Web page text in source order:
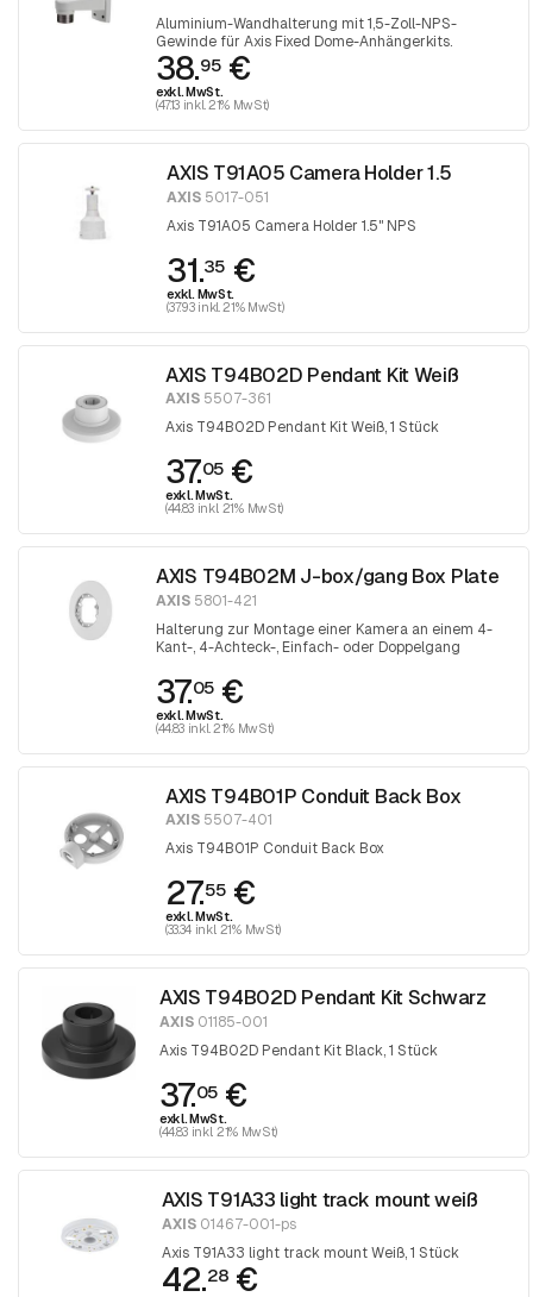
Aluminium-Wandhalterung mit 1,5-Zoll-NPS-
Gewinde für Axis Fixed Dome-Anhängerkits.
38.95 €
exkl. MwSt.
(47.13 inkl. 21% MwSt)
AXIS T91A05 Camera Holder 1.5
AXIS 5017-051
Axis T91A05 Camera Holder 1.5" NPS
31.35 €
exkl. MwSt.
(37.93 inkl. 21% MwSt)
AXIS T94B02D Pendant Kit Weiß
AXIS5507-361
Axis T94B02D Pendant Kit Weiß, 1 Stück
37.05 €
exkl. MwSt.
(44.83 inkl. 21% MwSt)
AXIS T94B02M J-box/gang Box Plate
AXIS 5801-421
Halterung zur Montage einer Kamera an einem 4-
Kant-, 4-Achteck-, Einfach- oder Doppelgang
37.05 €
exkl. MwSt.
(44.83 inkl. 21% MwSt)
AXIS T94B01P Conduit Back Box
AXIS5507-401
Axis T94B01P Conduit Back Box
27.55 €
exkl. MwSt.
(33.34 inkl. 21% MwSt)
AXIS T94B02D Pendant Kit Schwarz
AXIS01185-001
Axis T94B02D Pendant Kit Black, 1 Stück
37.05 €
exkl. MwSt.
(44.83 inkl. 21% MwSt)
AXIS T91A33 light track mount weiß
AXIS01467-001-ps
Axis T91A33 light track mount Weiß, 1 Stück
42.28€